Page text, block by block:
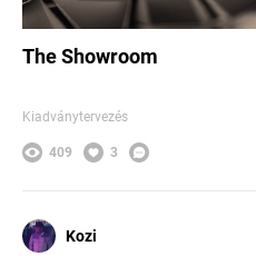
The Showroom
Kiadványtervezés
409 3
Kozi